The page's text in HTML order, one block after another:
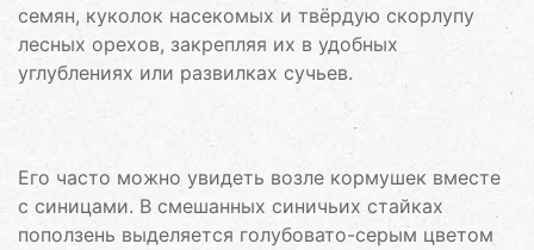
семян, куколок насекомых и твёрдую скорлупу
лесных орехов, закрепляя их в удобных
углублениях или развилках сучьев.
Его часто можно увидеть возле кормушек вместе
с синицами. В смешанных синичьих стайках
поползень выделяется голубовато-серым цветом